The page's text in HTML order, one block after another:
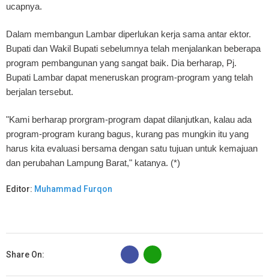
ucapnya.
Dalam membangun Lambar diperlukan kerja sama antar ektor.
Bupati dan Wakil Bupati sebelumnya telah menjalankan beberapa
program pembangunan yang sangat baik. Dia berharap, Pj.
Bupati Lambar dapat meneruskan program-program yang telah
berjalan tersebut.
"Kami berharap prorgram-program dapat dilanjutkan, kalau ada
program-program kurang bagus, kurang pas mungkin itu yang
harus kita evaluasi bersama dengan satu tujuan untuk kemajuan
dan perubahan Lampung Barat," katanya. (*)
Editor: Muhammad Furqon
Share On:
B